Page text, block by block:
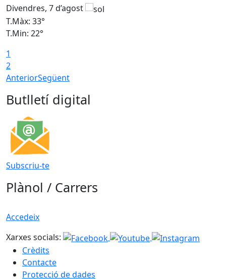
Divendres, 7 d’agost
T.Màx: 33°
T.Min: 22°
1
2
AnteriorSegüent
Butlletí digital
Subscriu-te
Plànol / Carrers
Accedeix
Xarxes socials:
Crèdits
Contacte
Protecció de dades